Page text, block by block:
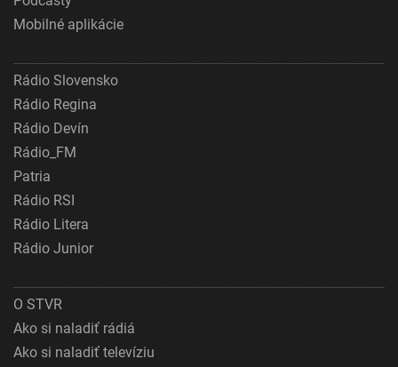
Mobilné aplikácie
Rádio Slovensko
Rádio Regina
Rádio Devín
Rádio_FM
Patria
Rádio RSI
Rádio Litera
Rádio Junior
O STVR
Ako si naladiť rádiá
Ako si naladiť televíziu